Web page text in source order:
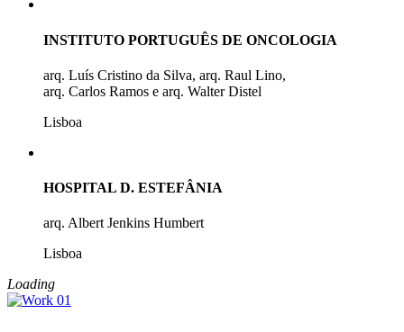
INSTITUTO PORTUGUÊS DE ONCOLOGIA
arq. Luís Cristino da Silva, arq. Raul Lino,
arq. Carlos Ramos e arq. Walter Distel
Lisboa
HOSPITAL D. ESTEFÂNIA
arq. Albert Jenkins Humbert
Lisboa
Loading